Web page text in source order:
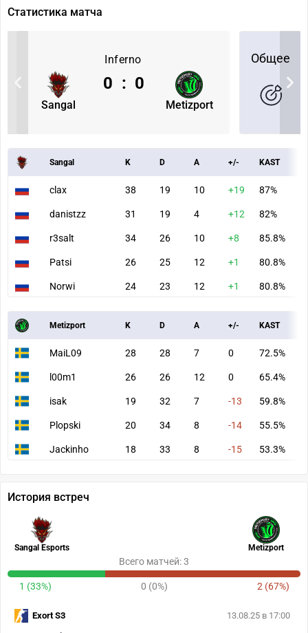
Статистика матча
Inferno
Sangal Metizport
0 : 0
Общее
Sangal K D A +/- KAST
clax 38 19 10 +19 87%
danistzz 31 19 4 +12 82%
r3salt 34 26 10 +8 85.8%
Patsi 26 25 12 +1 80.8%
Norwi 24 23 12 +1 80.8%
Metizport K D A +/- KAST
MaiL09 28 28 7 0 72.5%
l00m1 26 26 12 0 65.4%
isak 19 32 7 -13 59.8%
Plopski 20 34 8 -14 55.5%
Jackinho 18 33 8 -15 53.3%
История встреч
Sangal Esports Metizport
Всего матчей: 3
1 (33%) 0 (0%) 2 (67%)
13.08.25 в 17:00
Exort S3